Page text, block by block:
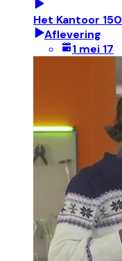
Het Kantoor 150
Aflevering
1 mei 17